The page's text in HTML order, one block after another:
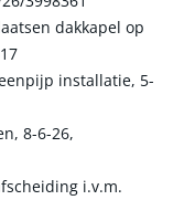
dakkapel op
installatie, 5-
8-6-26,
i.v.m.